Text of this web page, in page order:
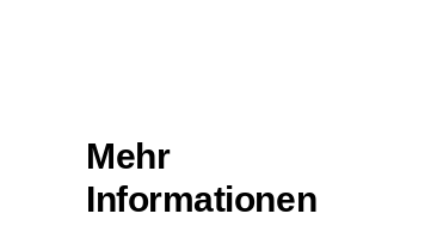
Mehr
Informationen